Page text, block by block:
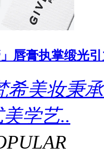
唇膏执掌缎光
希美妆秉
学艺..